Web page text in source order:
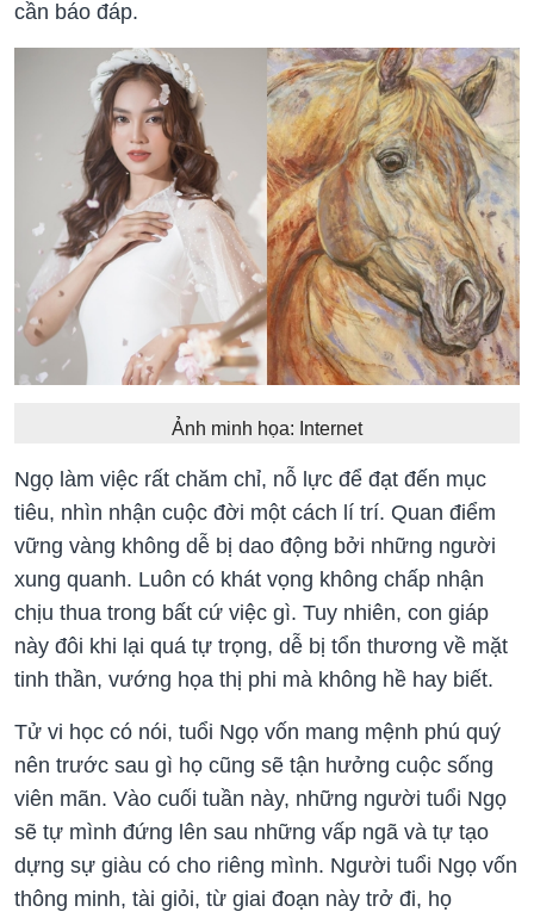
cần báo đáp.
Ảnh minh họa: Internet
Ngọ làm việc rất chăm chỉ, nỗ lực để đạt đến mục
tiêu, nhìn nhận cuộc đời một cách lí trí. Quan điểm
vững vàng không dễ bị dao động bởi những người
xung quanh. Luôn có khát vọng không chấp nhận
chịu thua trong bất cứ việc gì. Tuy nhiên, con giáp
này đôi khi lại quá tự trọng, dễ bị tổn thương về mặt
tinh thần, vướng họa thị phi mà không hề hay biết.
Tử vi học có nói, tuổi Ngọ vốn mang mệnh phú quý
nên trước sau gì họ cũng sẽ tận hưởng cuộc sống
viên mãn. Vào cuối tuần này, những người tuổi Ngọ
sẽ tự mình đứng lên sau những vấp ngã và tự tạo
dựng sự giàu có cho riêng mình. Người tuổi Ngọ vốn
thông minh, tài giỏi, từ giai đoạn này trở đi, họ